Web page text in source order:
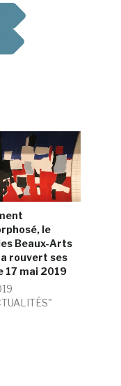
le
Beaux-Arts
a rouvert ses
17 mai 2019